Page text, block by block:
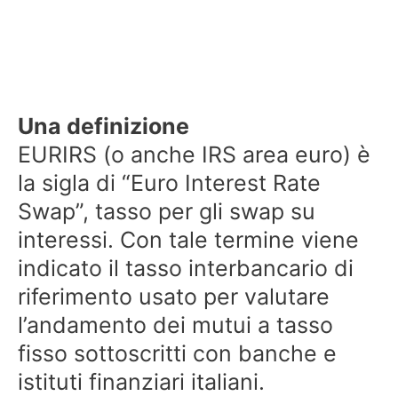
Una definizione
EURIRS (o anche IRS area euro) è
la sigla di “Euro Interest Rate
Swap”, tasso per gli swap su
interessi. Con tale termine viene
indicato il tasso interbancario di
riferimento usato per valutare
l’andamento dei mutui a tasso
fisso sottoscritti con banche e
istituti finanziari italiani.